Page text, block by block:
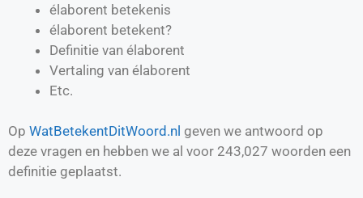
élaborent betekenis
élaborent betekent?
Definitie van élaborent
Vertaling van élaborent
Etc.
Op WatBetekentDitWoord.nl geven we antwoord op
deze vragen en hebben we al voor 243,027 woorden een
definitie geplaatst.